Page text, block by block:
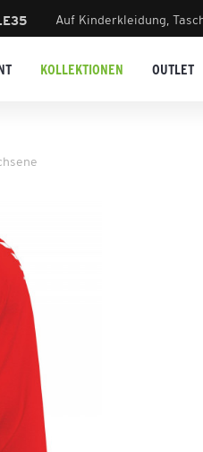
Auf Kinderkleidung,
KOLLEKTIONEN OUTLET